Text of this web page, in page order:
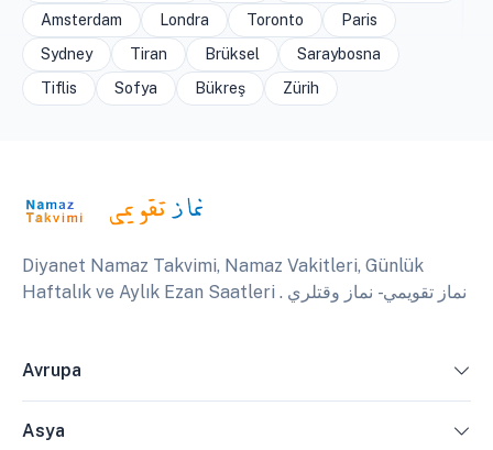
Amsterdam
Londra Toronto
Paris
Sydney
Tiran Brüksel
Saraybosna
Tiflis
Sofya Bükreş Zürih
Diyanet Namaz Takvimi, Namaz Vakitleri, Günlük
Haftalık ve Aylık Ezan Saatleri . نماز تقويمي - نماز وقتلري
Avrupa
Asya